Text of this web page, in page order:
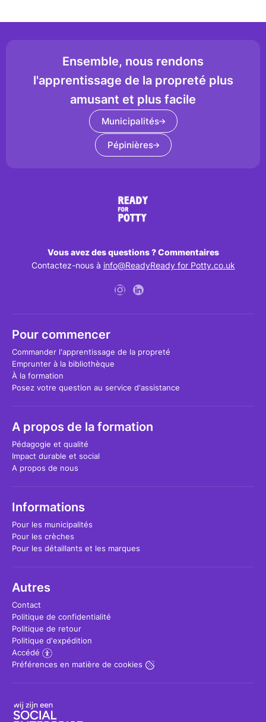
Ensemble, nous rendons
l'apprentissage de la propreté plus
amusant et plus facile
Municipalités
Pépinières
Vous avez des questions ? Commentaires
Contactez-nous à info@ReadyReady for Potty.co.uk
Pour commencer
Commander l'apprentissage de la propreté
Emprunter à la bibliothèque
À la formation
Posez votre question au service d'assistance
A propos de la formation
Pédagogie et qualité
Impact durable et social
A propos de nous
Informations
Pour les municipalités
Pour les crèches
Pour les détaillants et les marques
Autres
Contact
Politique de confidentialité
Politique de retour
Politique d'expédition
Accédé
Préférences en matière de cookies